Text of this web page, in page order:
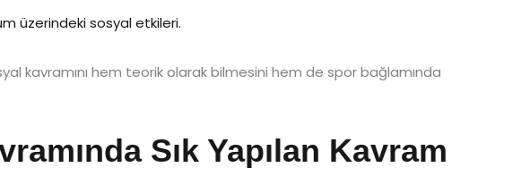
üzerindeki sosyal etkileri.
kavramını hem teorik olarak bilmesini hem de spor bağlamında
Sık Yapılan Kavram